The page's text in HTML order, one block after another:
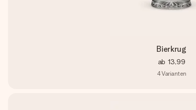
Bierkrug
ab 13,99
4Varianten